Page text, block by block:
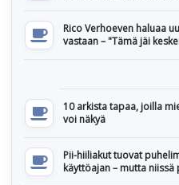
Rico Verhoeven haluaa
vastaan – "Tämä jäi
10 arkista tapaa, joilla
voi näkyä
Pii-hiiliakut tuovat
käyttöajan – mutta